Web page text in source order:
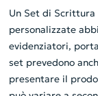
Un Set di Scrittura
personalizzate
evidenziatori,
set prevedono
presentare il